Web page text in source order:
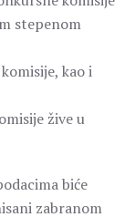
stepenom
kao i
žive u
biće
zabranom